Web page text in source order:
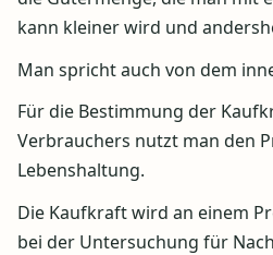
kann kleiner wird und
Man spricht auch von dem
Für die Bestimmung der
Verbrauchers nutzt man den
Lebenshaltung.
Die Kaufkraft wird an einem
bei der Untersuchung für